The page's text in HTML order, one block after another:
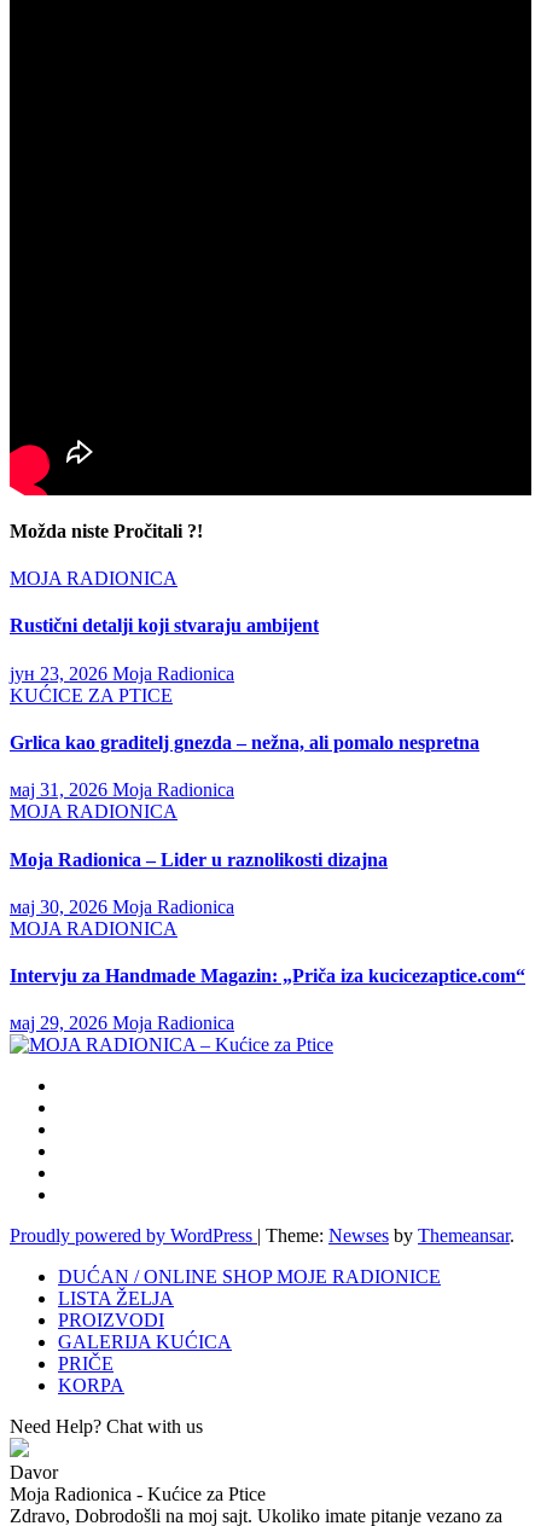
Možda niste Pročitali ?!
MOJA RADIONICA
Rustični detalji koji stvaraju ambijent
јун 23, 2026 Moja Radionica
KUĆICE ZA PTICE
Grlica kao graditelj gnezda – nežna, ali pomalo nespretna
мај 31, 2026 Moja Radionica
MOJA RADIONICA
Moja Radionica – Lider u raznolikosti dizajna
мај 30, 2026 Moja Radionica
MOJA RADIONICA
Intervju za Handmade Magazin: „Priča iza kucicezaptice.com“
мај 29, 2026 Moja Radionica
Proudly powered by WordPress | Theme: Newses by Themeansar.
DUĆAN / ONLINE SHOP MOJE RADIONICE
LISTA ŽELJA
PROIZVODI
GALERIJA KUĆICA
PRIČE
KORPA
Need Help? Chat with us
Davor
Moja Radionica - Kućice za Ptice
Zdravo, Dobrodošli na moj sajt. Ukoliko imate pitanje vezano za